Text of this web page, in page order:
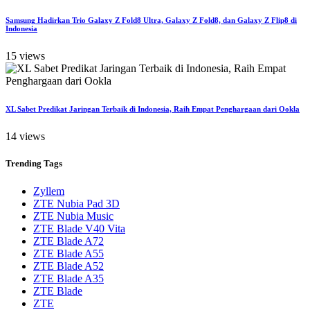
Samsung Hadirkan Trio Galaxy Z Fold8 Ultra, Galaxy Z Fold8, dan Galaxy Z Flip8 di
Indonesia
15 views
XL Sabet Predikat Jaringan Terbaik di Indonesia, Raih Empat Penghargaan dari Ookla
14 views
Trending Tags
Zyllem
ZTE Nubia Pad 3D
ZTE Nubia Music
ZTE Blade V40 Vita
ZTE Blade A72
ZTE Blade A55
ZTE Blade A52
ZTE Blade A35
ZTE Blade
ZTE